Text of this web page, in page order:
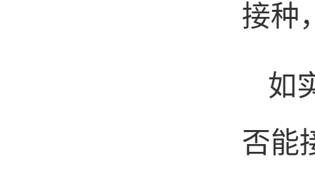
接种
如
否能